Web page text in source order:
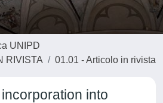
UNIPD
RIVISTA
01.01 - Articolo in rivista
into